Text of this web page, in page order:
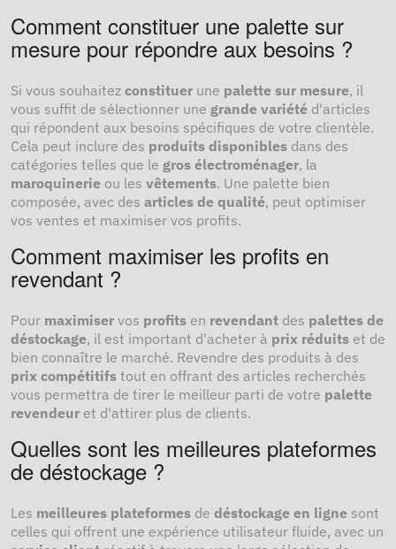
Comment constituer une palette sur
mesure pour répondre aux besoins ?
Si vous souhaitez constituer une palette sur mesure, il
vous suffit de sélectionner une grande variété d'articles
qui répondent aux besoins spécifiques de votre clientèle.
Cela peut inclure des produits disponibles dans des
catégories telles que le gros électroménager, la
maroquinerie ou les vêtements. Une palette bien
composée, avec des articles de qualité, peut optimiser
vos ventes et maximiser vos profits.
Comment maximiser les profits en
revendant ?
Pour maximiser vos profits en revendant des palettes de
déstockage, il est important d'acheter à prix réduits et de
bien connaître le marché. Revendre des produits à des
prix compétitifs tout en offrant des articles recherchés
vous permettra de tirer le meilleur parti de votre palette
revendeur et d'attirer plus de clients.
Quelles sont les meilleures plateformes
de déstockage ?
Les meilleures plateformes de déstockage en ligne sont
celles qui offrent une expérience utilisateur fluide, avec un